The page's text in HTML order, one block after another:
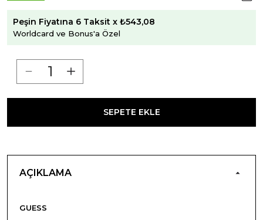
Peşin Fiyatına 6 Taksit x ₺543,08
Worldcard ve Bonus'a Özel
SEPETE EKLE
AÇIKLAMA
GUESS